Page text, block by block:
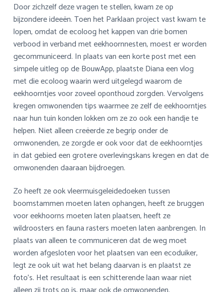
Door zichzelf deze vragen te stellen, kwam ze op
bijzondere ideeën. Toen het Parklaan project vast kwam te
lopen, omdat de ecoloog het kappen van drie bomen
verbood in verband met eekhoornnesten, moest er worden
gecommuniceerd. In plaats van een korte post met een
simpele uitleg op de BouwApp, plaatste Diana een vlog
met die ecoloog waarin werd uitgelegd waarom de
eekhoorntjes voor zoveel oponthoud zorgden. Vervolgens
kregen omwonenden tips waarmee ze zelf de eekhoorntjes
naar hun tuin konden lokken om ze zo ook een handje te
helpen. Niet alleen creëerde ze begrip onder de
omwonenden, ze zorgde er ook voor dat de eekhoorntjes
in dat gebied een grotere overlevingskans kregen en dat de
omwonenden daaraan bijdroegen.
Zo heeft ze ook vleermuisgeleidedoeken tussen
boomstammen moeten laten ophangen, heeft ze bruggen
voor eekhoorns moeten laten plaatsen, heeft ze
wildroosters en fauna rasters moeten laten aanbrengen. In
plaats van alleen te communiceren dat de weg moet
worden afgesloten voor het plaatsen van een ecoduiker,
legt ze ook uit wat het belang daarvan is en plaatst ze
foto’s. Het resultaat is een schitterende laan waar niet